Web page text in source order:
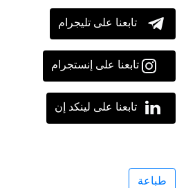
تابعنا على تليجرام
تابعنا على إنستجرام
تابعنا على لينكد إن
طباعة